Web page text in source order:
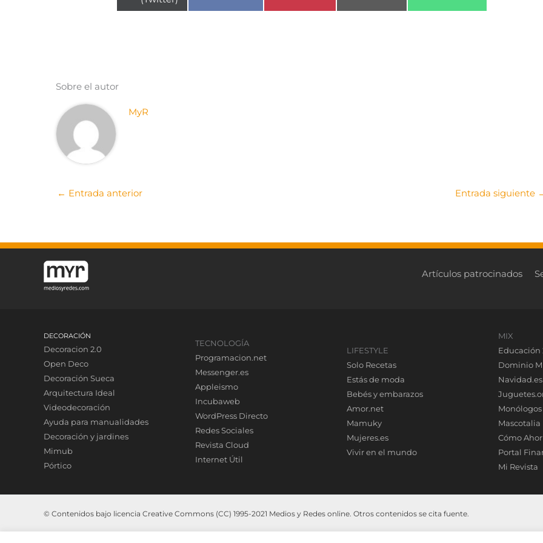
Sobre el autor
MyR
← Entrada anterior Entrada siguiente
Artículos patrocinados
DECORACIÓN
Decoracion 2.0
Open Deco
Decoración Sueca
Arquitectura Ideal
Videodecoración
Ayuda para manualidades
Decoración y jardines
Mimub
Pórtico
TECNOLOGÍA
Programacion.net
Messenger.es
Appleismo
Incubaweb
WordPress Directo
Redes Sociales
Revista Cloud
Internet Útil
LIFESTYLE
Solo Recetas
Estás de moda
Bebés y embarazos
Amor.net
Mamuky
Mujeres.es
Vivir en el mundo
MIX
Educación
Dominio
Navidad.es
Monólogos
Mascotalia
Cómo
Portal
Mi Revista
© Contenidos bajo licencia Creative Commons (CC) 1995-2021 Medios y Redes online. Otros contenidos se cita fuente.